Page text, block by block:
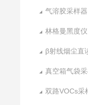
气溶胶采样器
林格曼黑度仪
β射线烟尘直
真空箱气袋
双路VOCs采